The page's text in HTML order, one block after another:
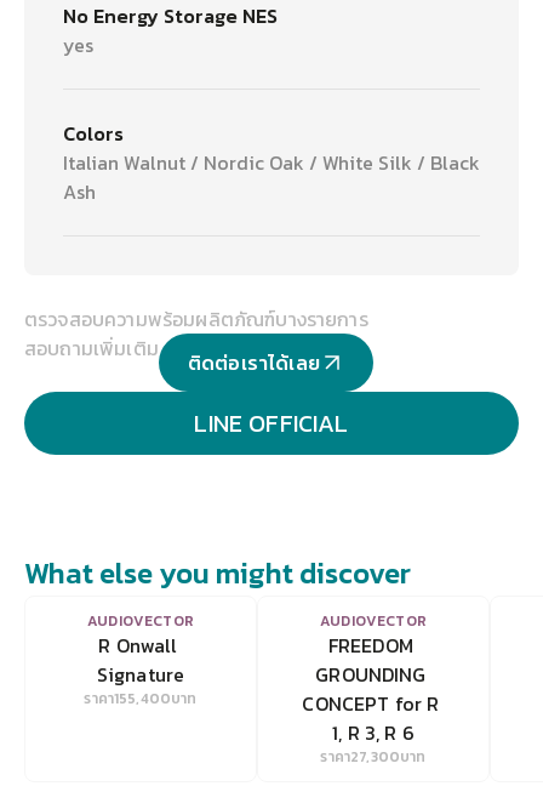
No Energy Storage NES
yes
Colors
Italian Walnut / Nordic Oak / White Silk / Black
Ash
ตรวจสอบความพร้อมผลิตภัณฑ์บางรายการ
สอบถามเพิ่มเติม
ติดต่อเราได้เลย
LINE OFFICIAL
What else you might discover
VIEW
AUDIOVECTOR
R Onwall
Signature
ราคา155,400บาท
VIEW
AUDIOVECTOR
FREEDOM
GROUNDING
CONCEPT for R
1, R 3, R 6
ราคา27,300บาท